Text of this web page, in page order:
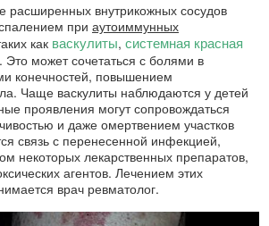
расширенных внутрикожных сосудов
при аутоиммунных
как васкулиты, системная красная
может сочетаться с болями в
конечностей, повышением
Чаще васкулиты наблюдаются у детей
проявления могут сопровождаться
и даже омертвением участков
связь с перенесенной инфекцией,
некоторых лекарственных препаратов,
агентов. Лечением этих
врач ревматолог.